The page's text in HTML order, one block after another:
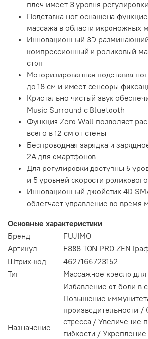
плеч имеет 3 уровня регулировки
Подставка ног оснащена
массажа в области икроножных
Инновационный 3D
компрессионный и роликовый
стоп
Моторизированная подставка
до 18 см и имеет сенсоры
Кристально чистый звук
Music Surround с Bluetooth
Функция Zero Wall позволяет
всего в 12 см от стены
Беспроводная зарядка и
2А для смартфонов
Для регулировки доступны 5
и 5 уровней скорости
Инновационный джойстик 4D
облегчает управление во время
Основные характеристики
Бренд
FUJIMO
Артикул
F888 TON PRO ZEN
Штрих-код
4627166723152
Тип
Массажное кресло для
Назначение
Избавление от боли в
Повышение
производительности
стресса / Увеличение
гибкости /